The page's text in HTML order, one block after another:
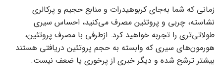
زمانی که شما به‌جای کربوهیدرات و منابع حجیم و پرکالری
نشاسته، چربی و پروتئین مصرف می‌کنید، احساس سیری
طولاتی‌تری را تجربه خواهید کرد‌. ازطرفی با مصرف پروتئین،
هورمون‌های سیری که وابسته به حجم پروتئین دریافتی هستند
بیشتر ترشح شده و دیگر خبری از پرخوری یا ضعف نیست.